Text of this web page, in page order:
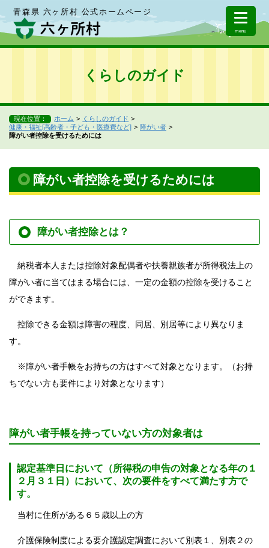
青森県 六ヶ所村 公式ホームページ
menu
くらしのガイド
現在位置： ホーム
くらしのガイド
健康・福祉[高齢者・子ども・医療費など]
障がい者
障がい者控除を受けるためには
障がい者控除を受けるためには
障がい者控除とは？
納税者本人または控除対象配偶者や扶養親族者が所得税法上の
障がい者に当てはまる場合には、一定の金額の控除を受けること
ができます。
控除できる金額は障害の程度、同居、別居等により異なりま
す。
※障がい者手帳をお持ちの方はすべて対象となります。（お持
ちでない方も要件により対象となります）
障がい者手帳を持っていない方の対象者は
認定基準日において（所得税の申告の対象となる年の１
２月３１日）において、次の要件をすべて満たす方で
す。
当村に住所がある６５歳以上の方
介護保険制度による要介護認定調査において別表１、別表２の